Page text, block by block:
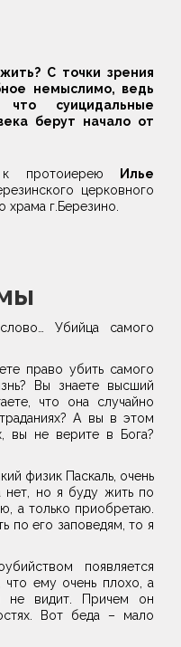
С точки зрения
немыслимо, ведь
суицидальные
берут начало от
к протоиерею
Илье
церковного
храма г.Березино.
Убийца самого
право убить самого
Вы знаете высший
что она случайно
А вы в этом
вы не верите в Бога?
физик Паскаль, очень
нет, но я буду жить по
а только приобретаю.
по его заповедям, то я
появляется
что ему очень плохо, а
не видит. Причем он
Вот беда – мало